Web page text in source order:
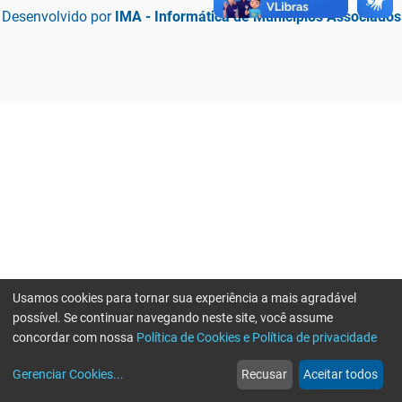
Desenvolvido por IMA - Informática de Municípios Associados
web
Notícias
more_horiz
Mais
Usamos cookies para tornar sua experiência a mais agradável
possível. Se continuar navegando neste site, você assume
concordar com nossa Política de Cookies e Política de privacidade
Gerenciar Cookies... Recusar Aceitar todos
Erro ao enviar informações, por favor tente novamente